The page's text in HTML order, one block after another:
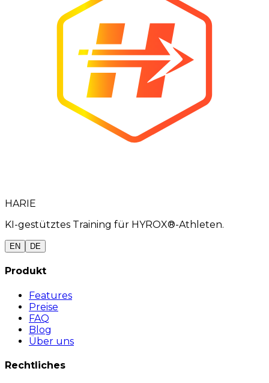
HARIE
KI-gestütztes Training für HYROX®-Athleten.
EN DE
Produkt
Features
Preise
FAQ
Blog
Über uns
Rechtliches